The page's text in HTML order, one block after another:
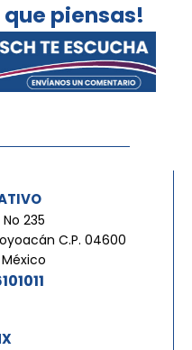
que piensas!
235
C.P. 04600